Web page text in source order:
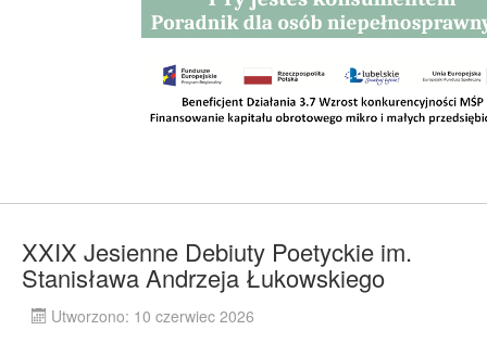
XXIX Jesienne Debiuty Poetyckie im.
Stanisława Andrzeja Łukowskiego
Utworzono: 10 czerwiec 2026